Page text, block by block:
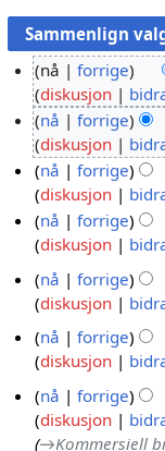
p
0
nå forrige
diskusjon
I
n
g
e
n
r
e
d
i
g
e
i
n
nå forrige
diskusjon
I
n
g
e
r
e
d
i
e
r
nå forrige
diskusjon
I
n
e
n
r
e
i
g
nå forrige
diskusjon
n
g
e
n
r
e
d
6
a
nå forrige
diskusjon
n
g
e
n
r
nå forrige
diskusjon
n
g
nå forrige
diskusjon
→Kommersiell